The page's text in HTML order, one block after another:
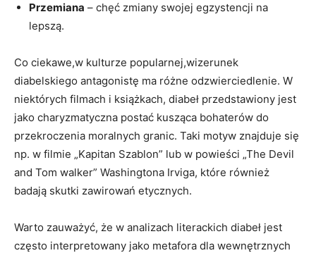
Przemiana – chęć zmiany swojej egzystencji na
lepszą.
Co ciekawe,w kulturze popularnej,wizerunek
diabelskiego antagonistę ma różne odzwierciedlenie. W
niektórych filmach i książkach, diabeł przedstawiony jest
jako charyzmatyczna postać kusząca bohaterów do
przekroczenia moralnych granic. Taki motyw znajduje się
np. w filmie „Kapitan Szablon” lub w powieści „The Devil
and Tom walker” Washingtona Irviga, które również
badają skutki zawirowań etycznych.
Warto zauważyć, że w analizach literackich diabeł jest
często interpretowany jako metafora dla wewnętrznych